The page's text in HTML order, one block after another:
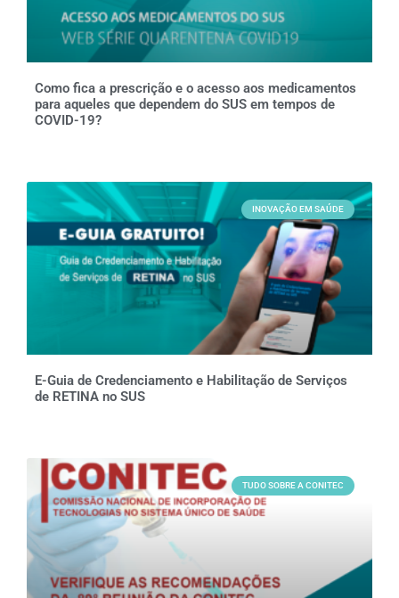
Como fica a prescrição e o acesso aos medicamentos
para aqueles que dependem do SUS em tempos de
COVID-19?
INOVAÇÃO EM SAÚDE
E-Guia de Credenciamento e Habilitação de Serviços
de RETINA no SUS
TUDO SOBRE A CONITEC